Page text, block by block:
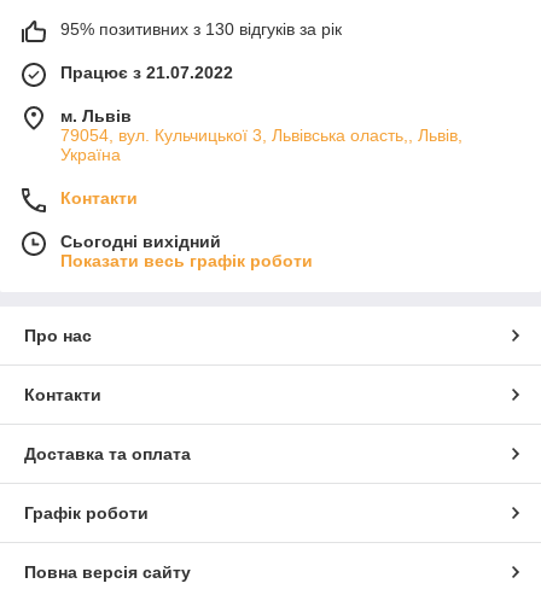
95% позитивних з 130 відгуків за рік
Працює з 21.07.2022
м. Львів
79054, вул. Кульчицької 3, Львівська оласть,, Львів,
Україна
Контакти
Сьогодні вихідний
Показати весь графік роботи
Про нас
Контакти
Доставка та оплата
Графік роботи
Повна версія сайту